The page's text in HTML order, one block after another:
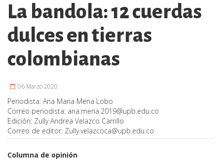
La bandola: 12 cuerdas
dulces en tierras
colombianas
06 Marzo 2020
Periodista: Ana Maria Mena Lobo
Correo periodista: ana.mena.2019@upb.edu.co
Edición: Zully Andrea Velazco Carrillo
Correo de editor: Zully.velazcoca@upb.edu.co
Columna de opinión